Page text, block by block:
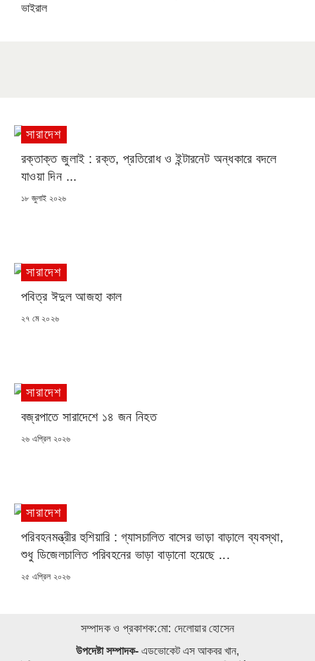
ভাইরাল
সারাদেশ
রক্তাক্ত জুলাই : রক্ত, প্রতিরোধ ও ইন্টারনেট অন্ধকারে বদলে
যাওয়া দিন ...
POSTED
১৮ জুলাই ২০২৬
সারাদেশ
পবিত্র ঈদুল আজহা কাল
POSTED
২৭ মে ২০২৬
সারাদেশ
বজ্রপাতে সারাদেশে ১৪ জন নিহত
POSTED
২৬ এপ্রিল ২০২৬
সারাদেশ
পরিবহনমন্ত্রীর হুশিয়ারি : গ্যাসচালিত বাসের ভাড়া বাড়ালে ব্যবস্থা,
শুধু ডিজেলচালিত পরিবহনের ভাড়া বাড়ানো হয়েছে ...
POSTED
২৫ এপ্রিল ২০২৬
সম্পাদক ও প্রকাশক:মো: দেলোয়ার হোসেন
উপদেষ্টা সম্পাদক- এডভোকেট এস আকবর খান,